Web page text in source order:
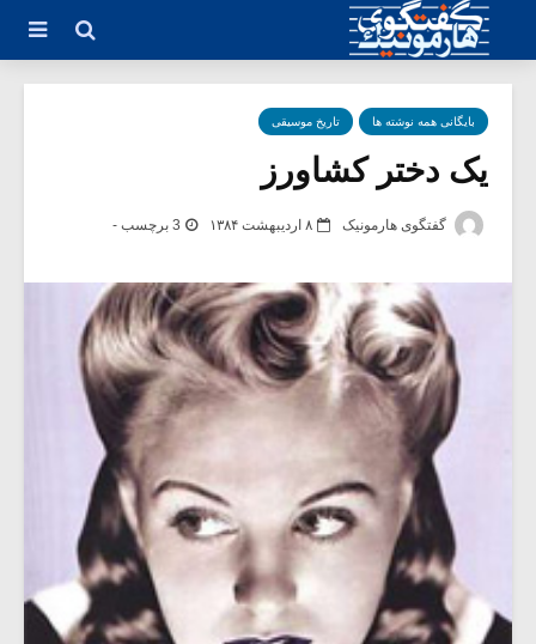
بایگانی همه نوشته ها تاریخ موسیقی
یک دختر کشاورز
گفتگوی هارمونیک ۸ اردیبهشت ۱۳۸۴ 3 برچسب -